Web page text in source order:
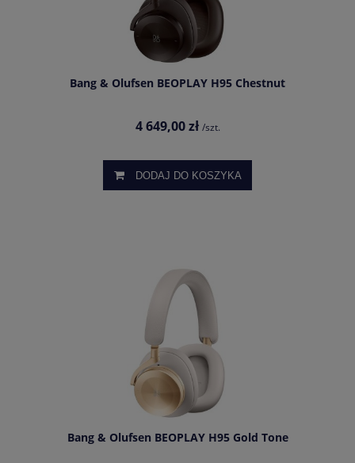
Bang & Olufsen BEOPLAY H95 Chestnut
4 649,00 zł /szt.
DODAJ DO KOSZYKA
Bang & Olufsen BEOPLAY H95 Gold Tone